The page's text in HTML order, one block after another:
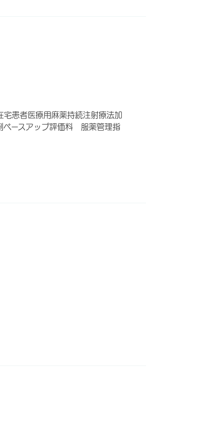
患者医療用麻薬持続注射療法加
ースアップ評価料 服薬管理指